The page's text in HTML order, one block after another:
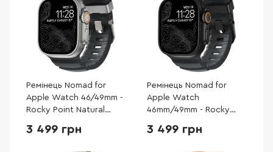
Ремінець Nomad for
Apple Watch 46/49mm -
Rocky Point Natural
Storm (NM013596858)
3 499 грн
Ремінець Nomad for
Apple Watch
46mm/49mm - Rocky
Titanium Hardware
3 499 грн